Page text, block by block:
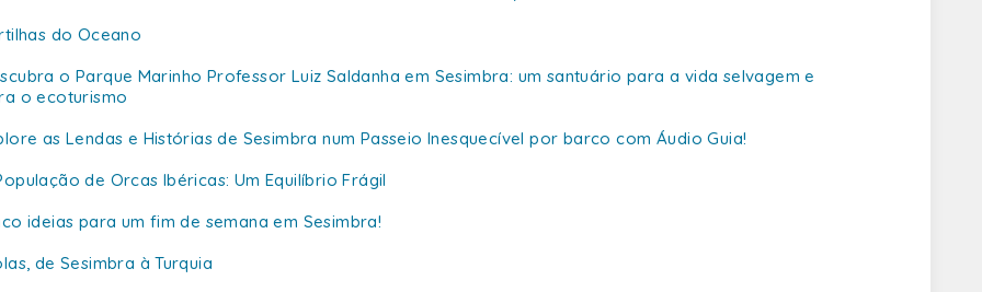
do Oceano
o Parque Marinho Professor Luiz Saldanha em Sesimbra: um santuário para a vida selvagem e
o ecoturismo
as Lendas e Histórias de Sesimbra num Passeio Inesquecível por barco com Áudio Guia!
de Orcas Ibéricas: Um Equilíbrio Frágil
ideias para um fim de semana em Sesimbra!
de Sesimbra à Turquia